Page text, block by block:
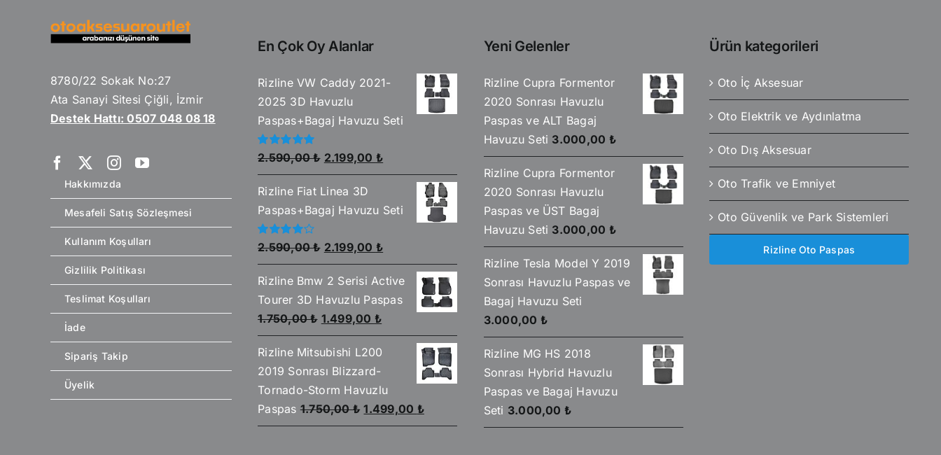
8780/22 Sokak No:27
Ata Sanayi Sitesi Çiğli, İzmir
Destek Hattı: 0507 048 08 18
Hakkımızda
Mesafeli Satış Sözleşmesi
Kullanım Koşulları
Gizlilik Politikası
Teslimat Koşulları
İade
Sipariş Takip
Üyelik
En Çok Oy Alanlar
Rizline VW Caddy 2021-
2025 3D Havuzlu
Paspas+Bagaj Havuzu Seti
5
üzerinden
5.00oy aldı
2.590,00₺ Orijinal
fiyat:
2.590,00 ₺.
2.199,00 ₺Şu
andaki
2.199,00 ₺.
Rizline Fiat Linea 3D
Paspas+Bagaj Havuzu Seti
5
üzerinden
4.00oy
aldı
2.590,00₺ Orijinal
fiyat:
2.590,00 ₺.
2.199,00 ₺Şu
andaki
fiyat:
2.199,00 ₺.
Rizline Bmw 2 Serisi Active
Tourer 3D Havuzlu Paspas
1.750,00₺ Orijinal
fiyat:
1.750,00 ₺.
1.499,00 ₺Şu
andaki
fiyat:
1.499,00 ₺.
Rizline Mitsubishi L200
2019 Sonrası Blizzard-
Tornado-Storm Havuzlu
Paspas 1.750,00₺ Orijinal
fiyat:
1.499,00 ₺Şu
andaki
Yeni Gelenler
Rizline Cupra Formentor
2020 Sonrası Havuzlu
Paspas ve ALT Bagaj
Havuzu Seti 3.000,00 ₺
Rizline Cupra Formentor
2020 Sonrası Havuzlu
Paspas ve ÜST Bagaj
Havuzu Seti 3.000,00 ₺
Rizline Tesla Model Y 2019
Sonrası Havuzlu Paspas ve
Bagaj Havuzu Seti
3.000,00 ₺
Rizline MG HS 2018
Sonrası Hybrid Havuzlu
Paspas ve Bagaj Havuzu
Seti 3.000,00 ₺
Ürün kategorileri
Oto İç Aksesuar
Oto Elektrik ve Aydınlatma
Oto Dış Aksesuar
Oto Trafik ve Emniyet
Oto Güvenlik ve Park Sistemleri
Rizline Oto Paspas